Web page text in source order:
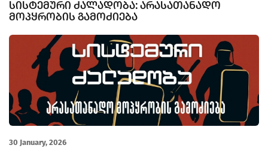
ᲡᲘᲡᲢᲔᲛᲣᲠᲘ ᲫᲐᲚᲐᲓᲝᲑᲐ: ᲐᲠᲐᲡᲐᲗᲐᲜᲐᲓᲝ
ᲛᲝᲞᲧᲠᲝᲑᲘᲡ ᲒᲐᲛᲝᲫᲘᲔᲑᲐ
30 January, 2026